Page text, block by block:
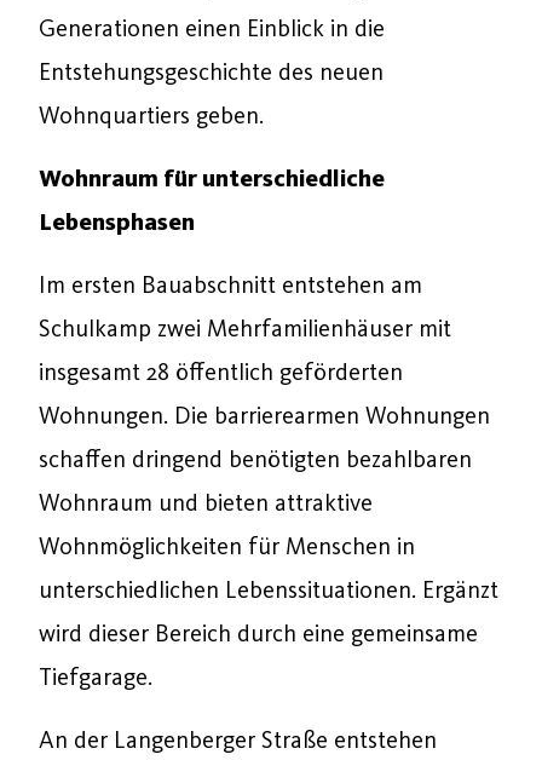
Generationen einen Einblick in die
Entstehungsgeschichte des neuen
Wohnquartiers geben.
Wohnraum für unterschiedliche
Lebensphasen
Im ersten Bauabschnitt entstehen am
Schulkamp zwei Mehrfamilienhäuser mit
insgesamt 28 öffentlich geförderten
Wohnungen. Die barrierearmen Wohnungen
schaffen dringend benötigten bezahlbaren
Wohnraum und bieten attraktive
Wohnmöglichkeiten für Menschen in
unterschiedlichen Lebenssituationen. Ergänzt
wird dieser Bereich durch eine gemeinsame
Tiefgarage.
An der Langenberger Straße entstehen